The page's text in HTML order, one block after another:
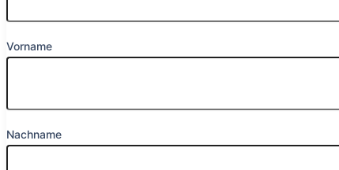
Vorname
Nachname